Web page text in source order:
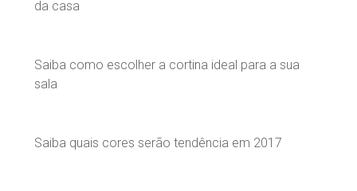
da casa
Saiba como escolher a cortina ideal para a sua
sala
Saiba quais cores serão tendência em 2017